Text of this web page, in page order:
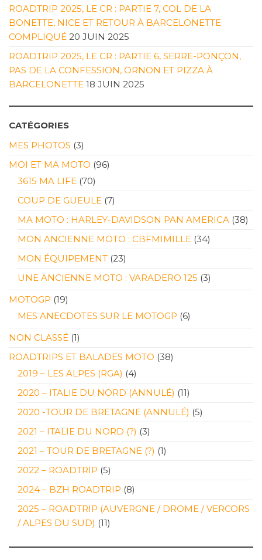
ROADTRIP 2025, LE CR : PARTIE 7, COL DE LA
BONETTE, NICE ET RETOUR À BARCELONETTE
COMPLIQUÉ 20 JUIN 2025
ROADTRIP 2025, LE CR : PARTIE 6, SERRE-PONÇON,
PAS DE LA CONFESSION, ORNON ET PIZZA À
BARCELONETTE 18 JUIN 2025
CATÉGORIES
MES PHOTOS (3)
MOI ET MA MOTO (96)
3615 MA LIFE (70)
COUP DE GUEULE (7)
MA MOTO : HARLEY-DAVIDSON PAN AMERICA (38)
MON ANCIENNE MOTO : CBFMIMILLE (34)
MON ÉQUIPEMENT (23)
UNE ANCIENNE MOTO : VARADERO 125 (3)
MOTOGP (19)
MES ANECDOTES SUR LE MOTOGP (6)
NON CLASSÉ (1)
ROADTRIPS ET BALADES MOTO (38)
2019 – LES ALPES (RGA) (4)
2020 – ITALIE DU NORD (ANNULÉ) (11)
2020 -TOUR DE BRETAGNE (ANNULÉ) (5)
2021 – ITALIE DU NORD (?) (3)
2021 – TOUR DE BRETAGNE (?) (1)
2022 – ROADTRIP (5)
2024 – BZH ROADTRIP (8)
2025 – ROADTRIP (AUVERGNE / DROME / VERCORS
/ ALPES DU SUD) (11)